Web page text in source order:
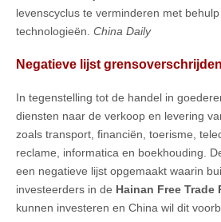
levenscyclus te verminderen met
technologieën. China Daily
Negatieve lijst
In tegenstelling tot de handel in
diensten naar de verkoop en levering
zoals transport, financiën, toerisme,
reclame, informatica en boekhouding.
een negatieve lijst opgemaakt waarin
investeerders in de Hainan Free Trade
kunnen investeren en China wil dit